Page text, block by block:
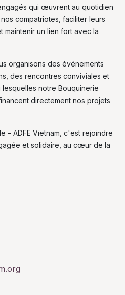
qui œuvrent au quotidien
compatriotes, faciliter leurs
maintenir un lien fort avec la
organisons des événements
des rencontres conviviales et
notre Bouquinerie
directement nos projets
– ADFE Vietnam, c'est rejoindre
et solidaire, au cœur de la